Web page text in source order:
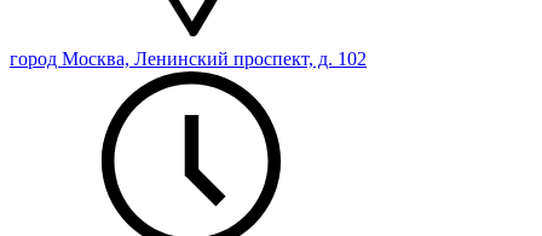
город Москва, Ленинский проспект, д. 102